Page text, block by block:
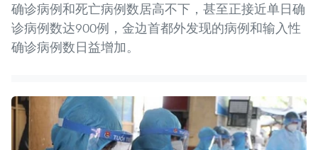
确诊病例和死亡病例数居高不下，甚至正接近单日确
诊病例数达900例，金边首都外发现的病例和输入性
确诊病例数日益增加。